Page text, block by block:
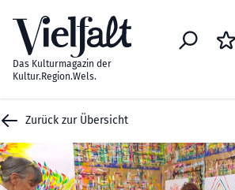
Das Kulturmagazin der
Kultur.Region.Wels.
Zurück zur Übersicht